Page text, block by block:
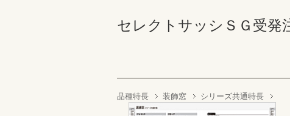
セレクトサッシＳＧ受発
品種特長 装飾窓 シリーズ共通特長